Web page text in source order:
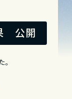
公開